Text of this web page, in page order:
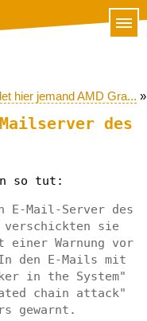
hier jemand AMD Gra... »
des
so tut:
E-Mail-Server des
verschickten sie
einer Warnung vor
den E-Mails mit
in the System"
chain attack"
gewarnt.